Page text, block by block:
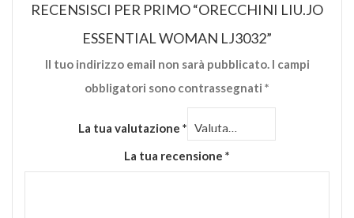
RECENSISCI PER PRIMO “ORECCHINI LIU.JO
ESSENTIAL WOMAN LJ3032”
Il tuo indirizzo email non sarà pubblicato. I campi
obbligatori sono contrassegnati *
La tua valutazione *
La tua recensione *